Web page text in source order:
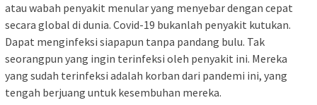
atau wabah penyakit menular yang menyebar dengan cepat
secara global di dunia. Covid-19 bukanlah penyakit kutukan.
Dapat menginfeksi siapapun tanpa pandang bulu. Tak
seorangpun yang ingin terinfeksi oleh penyakit ini. Mereka
yang sudah terinfeksi adalah korban dari pandemi ini, yang
tengah berjuang untuk kesembuhan mereka.